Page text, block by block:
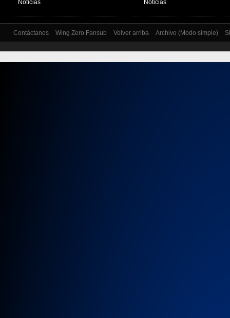
Noticias Noticias
Contáctanos Wing Zero Fansub Volver arriba Archivo (Modo simple)